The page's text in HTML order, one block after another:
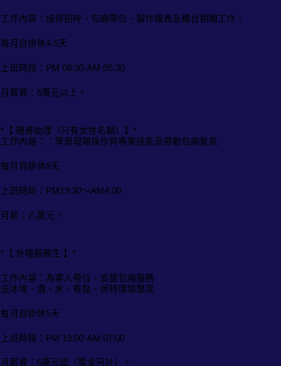
工作內容：接待招呼、包廂帶位、製作報表及櫃台相關工作。
每月自排休4-5天
上班時段：PM 08:30-AM 05:30
月薪資：6萬元以上。
*【 親善助理（只有女性名額）】*
工作內容：：學習現場操作與專業技能及帶動包廂氣氛
每月自排休8天
上班時段：PM19:30～AM4:00
月薪：八萬元。
*【 外場服務生 】*
工作內容：為客人帶位、支援包廂服務
送冰塊、酒、水、餐點、保持環境整潔
每月自排休5天
上班時段：PM 19:00-AM 07:00
月薪資：6萬元起（獎金另計）。